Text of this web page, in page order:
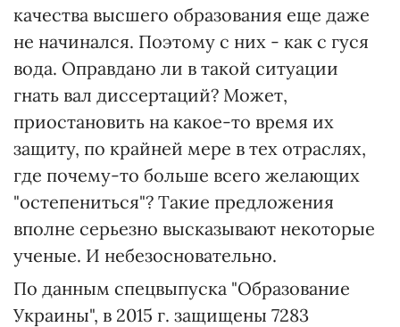
качества высшего образования еще даже
не начинался. Поэтому с них - как с гуся
вода. Оправдано ли в такой ситуации
гнать вал диссертаций? Может,
приостановить на какое-то время их
защиту, по крайней мере в тех отраслях,
где почему-то больше всего желающих
"остепениться"? Такие предложения
вполне серьезно высказывают некоторые
ученые. И небезосновательно.
По данным спецвыпуска "Образование
Украины", в 2015 г. защищены 7283